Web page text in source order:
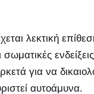
λεκτική
ενδείξεις
για να
αυτοάμυνα.